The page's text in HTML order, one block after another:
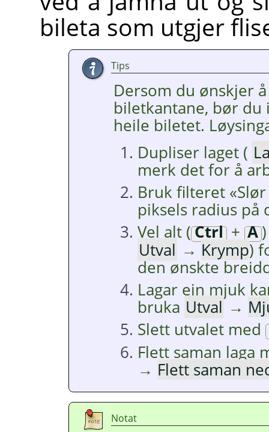
bileta som utgjer
Tips
Dersom du ønskjer
biletkantane, bør
heile biletet.
Dupliser laget (
merk det for å
Bruk filteret
piksels radius på
Vel alt (Ctrl+ A
Utval → Krymp)
den ønskte
Lagar ein mjuk
bruka Utval →
Slett utvalet med
Flett saman laga
→ Flett saman
Notat